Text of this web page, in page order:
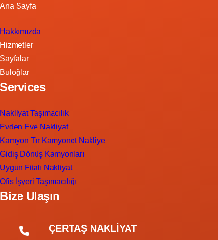
Ana Sayfa
Hakkımızda
Hizmetler
Sayfalar
Buloğlar
Services
Nakliyat Taşımacılık
Evden Eve Nakliyat
Kamyon Tır Kamyonet Nakliye
Gidiş Dönüş Kamyonları
Uygun Fitalı Nakliyat
Ofis İşyeri Taşımacılığı
Bize Ulaşın
ÇERTAŞ NAKLİYAT